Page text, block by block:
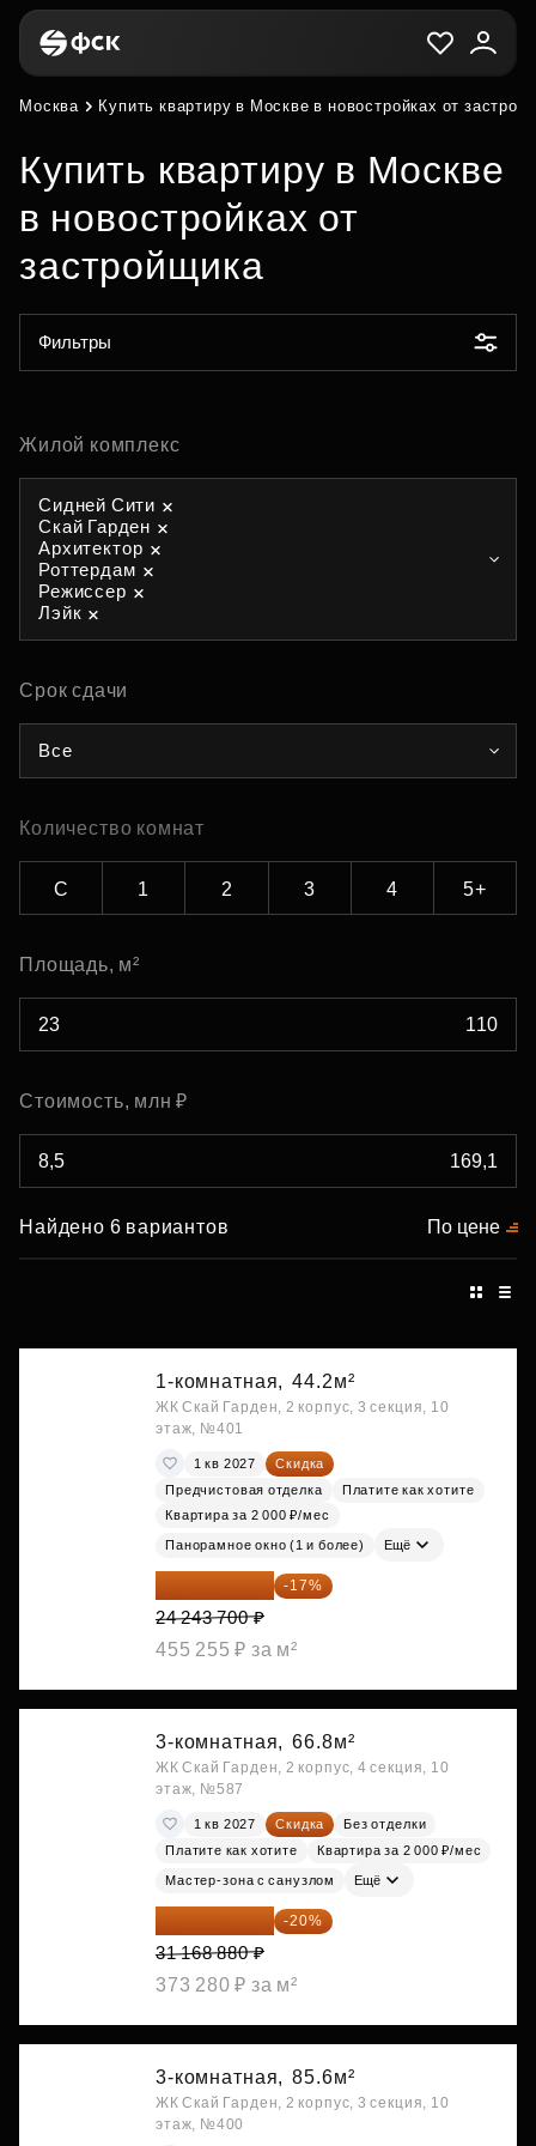
Москва Купить квартиру в Москве в новостройках от
Купить квартиру в Москве
в новостройках от
застройщика
Фильтры
Жилой комплекс
Сидней Сити
Скай Гарден
Архитектор
Роттердам
Режиссер
Лэйк
Срок сдачи
Все
Количество комнат
С 1 2 3 4 5+
Площадь, м²
Стоимость, млн ₽
Найдено 6 вариантов По цене
1-комнатная, 44.2м²
ЖК Скай Гарден, 2 корпус, 3 секция, 10
этаж, №401
1 кв 2027
Скидка
Предчистовая отделка
Платите как хотите
Квартира за 2 000 ₽/мес
Панорамное окно (1 и более) Ещё
20 122 271 ₽ -17%
24 243 700 ₽
455 255 ₽ за м²
3-комнатная, 66.8м²
ЖК Скай Гарден, 2 корпус, 4 секция, 10
этаж, №587
1 кв 2027 Скидка
Без отделки
Платите как хотите
Квартира за 2 000 ₽/мес
Мастер-зона с санузлом Ещё
24 935 104 ₽ -20%
31 168 880 ₽
373 280 ₽ за м²
3-комнатная, 85.6м²
ЖК Скай Гарден, 2 корпус, 3 секция, 10
этаж, №400